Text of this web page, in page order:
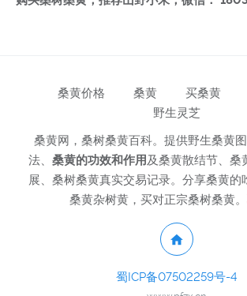
桑黄价格 桑黄 买桑黄
野生灵芝
桑黄网，桑树桑黄百科。提供野生桑黄
法、 桑黄的功效和作用及桑黄散结节、桑
展、桑树桑黄真实交易记录。分享桑黄的
桑黄杂树黄，买对正宗桑树桑黄。
蜀ICP备07502259号-4